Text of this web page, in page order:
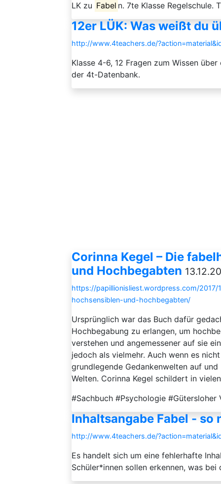
LK zu Fabel n. 7te Klasse Regelschule.
12er LÜK: Was weißt du
http://www.4teachers.de/
Klasse 4-6, 12 Fragen zum Wissen
der 4t-Datenbank.
Corinna Kegel – Die
und Hochbegabten
https://papillionisliest.wordpress.com/
hochsensiblen-und-hochbegabten/
Ursprünglich war das Buch dafür
Hochbegabung zu erlangen, um
verstehen und angemessener auf sie
jedoch als vielmehr. Auch wenn es
grundlegende Gedankenwelten auf
Welten. Corinna Kegel schildert in
#Sachbuch #Psychologie #Gütersloher
Inhaltsangabe Fabel - so
http://www.4teachers.de/
Es handelt sich um eine fehlerhafte
Schüler*innen sollen erkennen, was